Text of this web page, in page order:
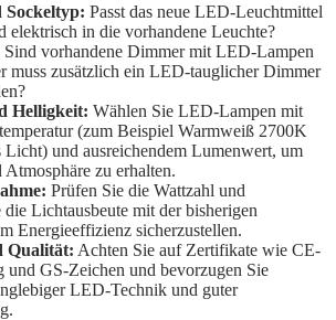
Sockeltyp: Passt das neue LED-Leuchtmittel
elektrisch in die vorhandene Leuchte?
Sind vorhandene Dimmer mit LED-Lampen
muss zusätzlich ein LED-tauglicher Dimmer
Helligkeit: Wählen Sie LED-Lampen mit
(zum Beispiel Warmweiß 2700K
Licht) und ausreichendem Lumenwert, um
zu erhalten.
Prüfen Sie die Wattzahl und
Lichtausbeute mit der bisherigen
Energieeffizienz sicherzustellen.
Qualität: Achten Sie auf Zertifikate wie CE-
und GS-Zeichen und bevorzugen Sie
LED-Technik und guter